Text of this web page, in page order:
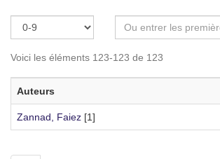
Voici les éléments 123-123 de 123
Auteurs
Zannad, Faiez [1]